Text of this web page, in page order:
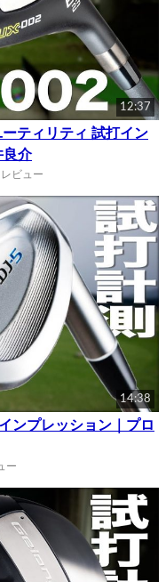
12:37
ティリティ 試打イン
良介
ビュー
14:38
ンプレッション｜プロ
ー